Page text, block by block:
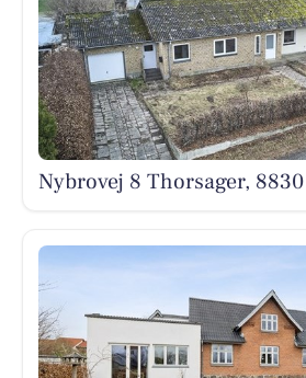
Nybrovej 8 Thorsager,